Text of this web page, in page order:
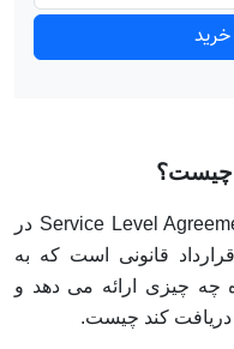
توافقنامه سطح خدمات (SLA) یا Service Level Agreement در
قانونی است که به
چیزی ارائه می دهد و
دریافت کند چیست.